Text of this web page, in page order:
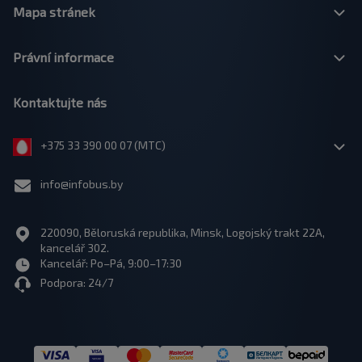
Mapa stránek
Právní informace
Kontaktujte nás
+375 33 390 00 07 (МТС)
info@infobus.by
220090, Běloruská republika, Minsk, Logojský trakt 22A,
kancelář 302.
Kancelář: Po–Pá, 9:00–17:30
Podpora: 24/7